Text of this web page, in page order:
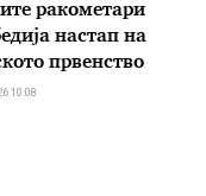
ракометари
настап на
првенство
10:08